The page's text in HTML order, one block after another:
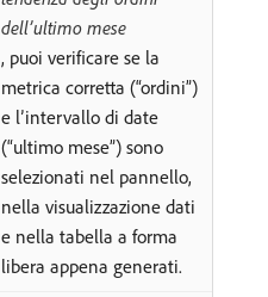
dell’ultimo mese
, puoi verificare se la
metrica corretta (“ordini”)
e l’intervallo di date
(“ultimo mese”) sono
selezionati nel pannello,
nella visualizzazione dati
e nella tabella a forma
libera appena generati.